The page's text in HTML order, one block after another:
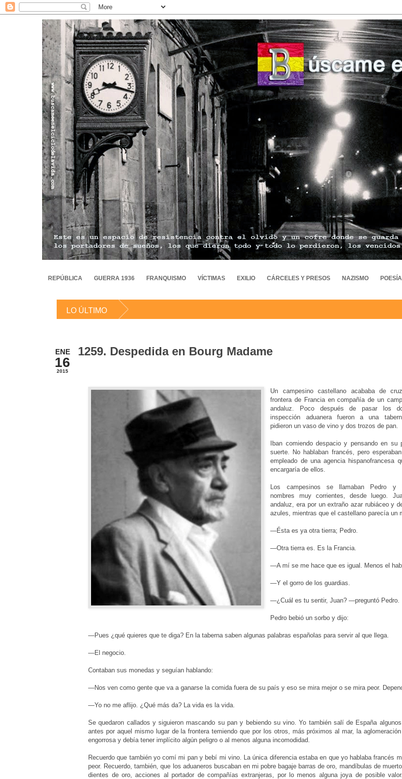
REPÚBLICA GUERRA 1936 FRANQUISMO VÍCTIMAS EXILIO CÁRCELES Y PRESOS NAZISMO POESÍA
LO ÚLTIMO
ENE
16
2015
1259. Despedida en Bourg Madame
Un campesino castellano acababa de
frontera de Francia en compañía de un
andaluz. Poco después de pasar los
inspección aduanera fueron a una
pidieron un vaso de vino y dos trozos de pan.
Iban comiendo despacio y pensando en su
suerte. No hablaban francés, pero
empleado de una agencia hispanofrancesa
encargaría de ellos.
Los campesinos se llamaban Pedro y
nombres muy corrientes, desde luego.
andaluz, era por un extraño azar rubiáceo y
azules, mientras que el castellano parecía un
—Ésta es ya otra tierra; Pedro.
—Otra tierra es. Es la Francia.
—A mí se me hace que es igual. Menos el
—Y el gorro de los guardias.
—¿Cuál es tu sentir, Juan? —preguntó Pedro.
Pedro bebió un sorbo y dijo:
—Pues ¿qué quieres que te diga? En la taberna sabenalgunas palabras españolas para servir al que llega.
—El negocio.
Contaban sus monedas y seguían hablando:
—Nos ven como gente que va a ganarse la comida fuera de su país y eso se mira mejor o se mira peor.
—Yo no me aflijo. ¿Qué más da? La vida es la vida.
Se quedaron callados y siguieron mascando su pan y bebiendo su vino. Yo también salí de España
antes por aquel mismo lugar de la frontera temiendo que por los otros, más próximos al mar, la
engorrosa y debía tener implícito algún peligro o al menos alguna incomodidad.
Recuerdo que también yo comí mi pan y bebí mi vino. La única diferencia estaba en que yo hablaba francés
peor. Recuerdo, también, que los aduaneros buscaban en mi pobre bagaje barras de oro, mandíbulas de
dientes de oro, acciones al portador de compañías extranjeras, por lo menos alguna joya de posible